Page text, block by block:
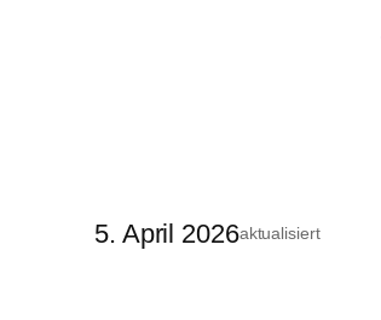
5. April 2026aktualisiert